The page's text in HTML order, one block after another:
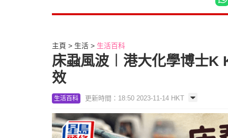
主頁 生活 生活百科
床蝨風波︱港大化學博士K
效
生活百科 更新時間：18:50 2023-11-14 HKT